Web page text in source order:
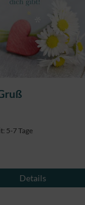
5-7 Tage
Details